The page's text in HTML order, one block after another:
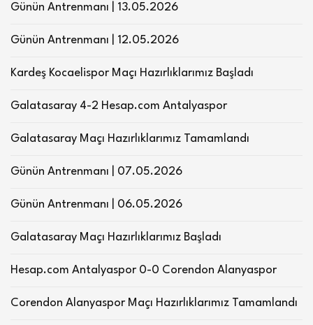
Günün Antrenmanı | 13.05.2026
Günün Antrenmanı | 12.05.2026
Kardeş Kocaelispor Maçı Hazırlıklarımız Başladı
Galatasaray 4-2 Hesap.com Antalyaspor
Galatasaray Maçı Hazırlıklarımız Tamamlandı
Günün Antrenmanı | 07.05.2026
Günün Antrenmanı | 06.05.2026
Galatasaray Maçı Hazırlıklarımız Başladı
Hesap.com Antalyaspor 0-0 Corendon Alanyaspor
Corendon Alanyaspor Maçı Hazırlıklarımız Tamamlandı